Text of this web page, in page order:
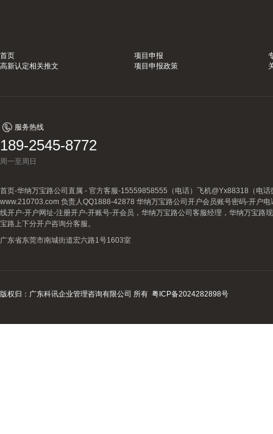
首页 项目申报
高新认定相关推文
项目申报政策
服务热线
189-2545-8772
周一至周日
首页-华纳万宝路公司直属 - 官方客服-15559858555（电话）飞机@Yx88318（电
www.210703.com 负责人QQ1888-42878 华纳万宝路公司开户会员账号密码-开户
线开户-开户网址-注册开户-开账号-开会员，华纳万宝路公司客服经理，华纳万宝路
宝路上下分开户咨询分客服。
广东省东莞市南城街道宏六路1号1603室
版权归：广东科讯企业管理咨询有限公司 所有 粤ICP备2024282898号